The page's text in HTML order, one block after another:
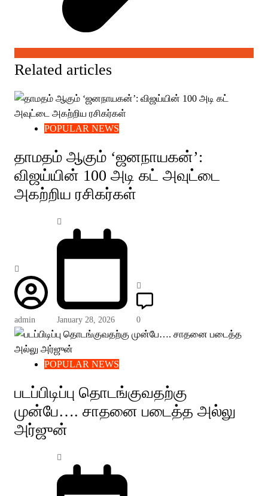
Related articles
POPULAR NEWS
தாமதம் ஆகும் ‘ஜனநாயகன்’:
விஜய்யின் 100 அடி கட் அவுட்டை
அகற்றிய ரசிகர்கள்
admin January 28, 2026 0
POPULAR NEWS
படப்பிடிப்பு தொடங்குவதற்கு
முன்பே…. சாதனை படைத்த அல்லு
அர்ஜுன்